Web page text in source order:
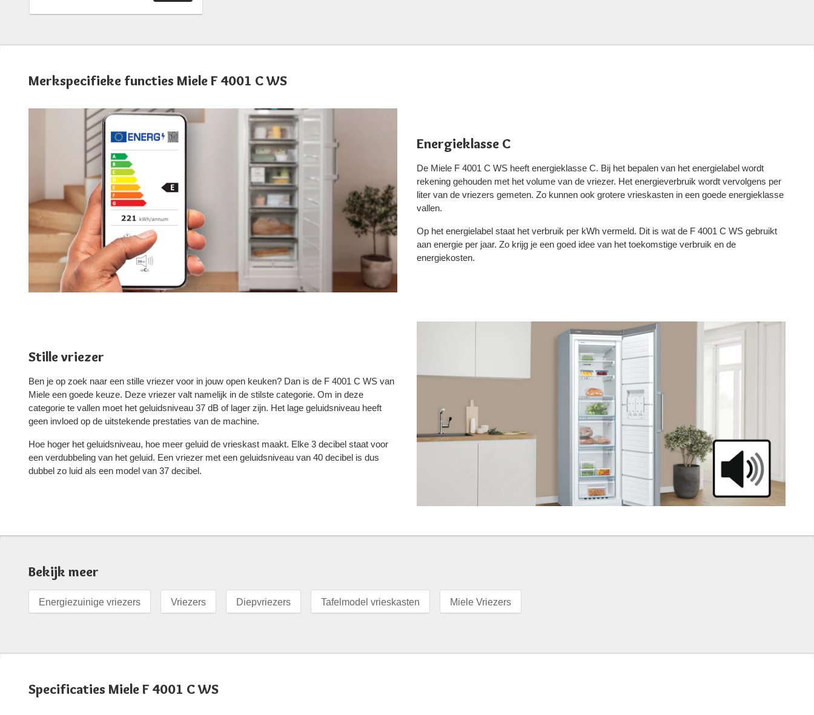
Merkspecifieke functies Miele F 4001 C WS
Energieklasse C
De Miele F 4001 C WS heeft energieklasse C. Bij het bepalen van het energielabel wordt
rekening gehouden met het volume van de vriezer. Het energieverbruik wordt vervolgens per
liter van de vriezers gemeten. Zo kunnen ook grotere vrieskasten in een goede energieklasse
vallen.
Op het energielabel staat het verbruik per kWh vermeld. Dit is wat de F 4001 C WS gebruikt
aan energie per jaar. Zo krijg je een goed idee van het toekomstige verbruik en de
energiekosten.
Stille vriezer
Ben je op zoek naar een stille vriezer voor in jouw open keuken? Dan is de F 4001 C WS van
Miele een goede keuze. Deze vriezer valt namelijk in de stilste categorie. Om in deze
categorie te vallen moet het geluidsniveau 37 dB of lager zijn. Het lage geluidsniveau heeft
geen invloed op de uitstekende prestaties van de machine.
Hoe hoger het geluidsniveau, hoe meer geluid de vrieskast maakt. Elke 3 decibel staat voor
een verdubbeling van het geluid. Een vriezer met een geluidsniveau van 40 decibel is dus
dubbel zo luid als een model van 37 decibel.
Bekijk meer
Energiezuinige vriezers Vriezers Diepvriezers Tafelmodel vrieskasten Miele Vriezers
Specificaties Miele F 4001 C WS